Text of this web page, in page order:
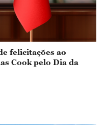
felicitações ao
Cook pelo Dia da